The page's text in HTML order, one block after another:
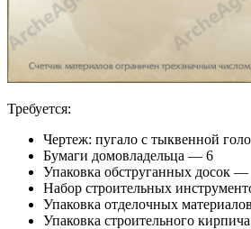
Требуется:
Чертеж: пугало с тыквенной
Бумаги домовладельца — 6
Упаковка обструганных досок —
Набор строительных
Упаковка отделочных
Упаковка строительного